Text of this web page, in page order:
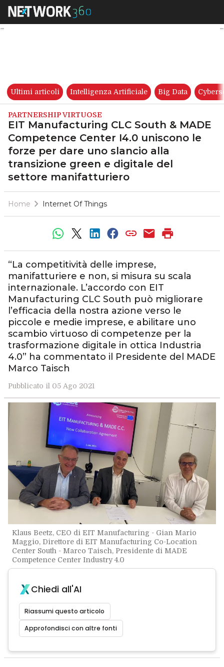
EIT Manufacturing CLC
Ultimi articoli Intelligenza Artificiale Big Data
PARTNERSHIP VIRTUOSE
EIT Manufacturing CLC South & MADE
Competence Center I4.0 uniscono le
forze per dare uno slancio alla
transizione green e digitale del
settore manifatturiero
Home Internet Of Things
“La competitività delle imprese,
manifatturiere e non, si misura su scala
internazionale. L’accordo con EIT
Manufacturing CLC South può migliorare
l’efficacia della nostra azione verso le
piccole e medie imprese, e abilitare uno
scambio virtuoso di competenze per la
trasformazione digitale in ottica Industria
4.0” ha commentato il Presidente del MADE
Marco Taisch
Pubblicato il 05 Ago 2021
Klaus Beetz, CEO di EIT Manufacturing - Gian Mario
Maggio, Direttore di EIT Manufacturing Co-Location
Center South - Marco Taisch, Presidente di MADE
Competence Center Industry 4.0
Chiedi all'AI
Riassumi questo articolo
Approfondisci con altre fonti